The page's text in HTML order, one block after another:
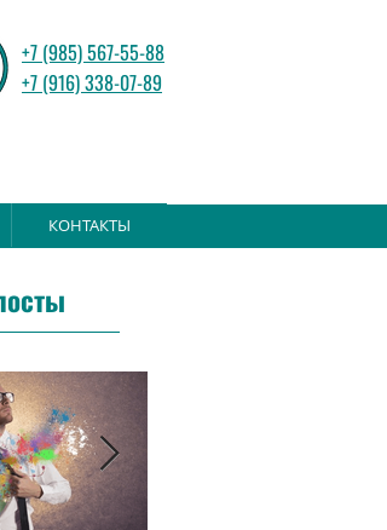
+7 (985) 567-55-88
+7 (916) 338-07-89
КОНТАКТЫ